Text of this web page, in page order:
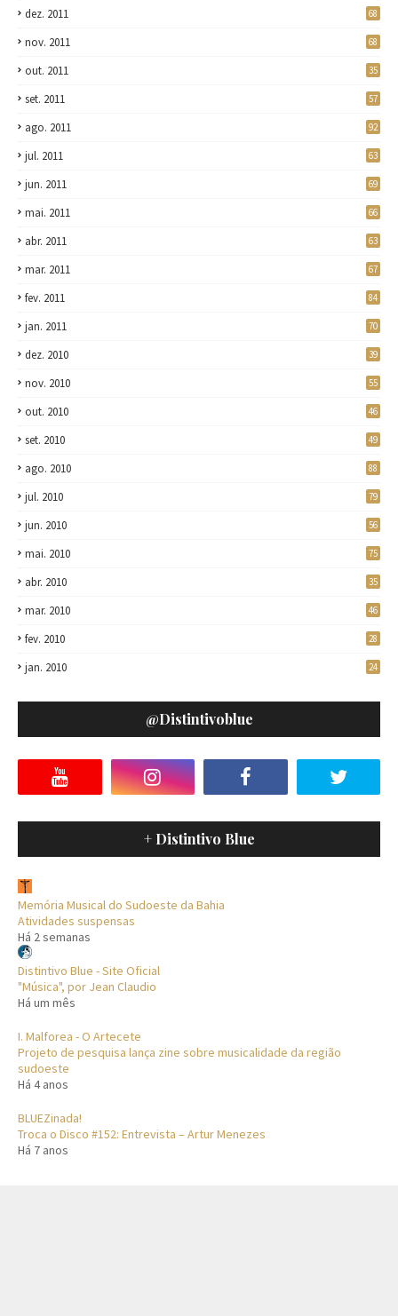
dez. 2011 68
nov. 2011 68
out. 2011 35
set. 2011 57
ago. 2011 92
jul. 2011 63
jun. 2011 69
mai. 2011 66
abr. 2011 63
mar. 2011 67
fev. 2011 84
jan. 2011 70
dez. 2010 39
nov. 2010 55
out. 2010 46
set. 2010 49
ago. 2010 88
jul. 2010 79
jun. 2010 56
mai. 2010 75
abr. 2010 35
mar. 2010 46
fev. 2010 28
jan. 2010 24
@distintivoblue
+ Distintivo Blue
Memória Musical do Sudoeste da Bahia
Atividades suspensas
Há 2 semanas
Distintivo Blue - Site Oficial
"Música", por Jean Claudio
Há um mês
I. Malforea - O Artecete
Projeto de pesquisa lança zine sobre musicalidade da região
sudoeste
Há 4 anos
BLUEZinada!
Troca o Disco #152: Entrevista – Artur Menezes
Há 7 anos